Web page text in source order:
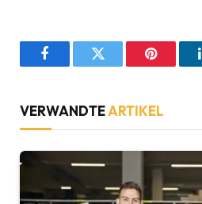
FacebookTwitter Pinterest
VERWANDTEARTIKEL